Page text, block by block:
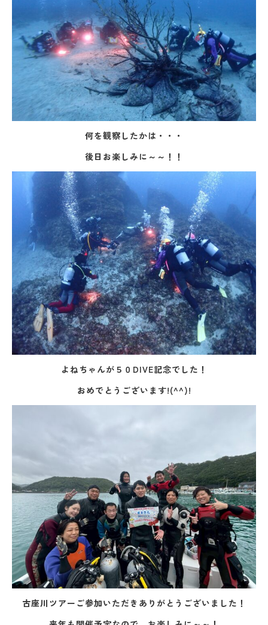
何を観察したかは・・・
後日お楽しみに～～！！
よねちゃんが５０DIVE記念でした！
おめでとうございます!(^^)!
古座川ツアーご参加いただきありがとうございました！